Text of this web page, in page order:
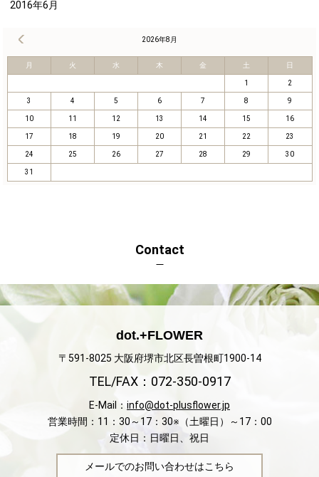
2016年6月
2026年8月
月 火 水 木 金 土 日
1 2
3 4 5 6 7 8 9
10 11 12 13 14 15 16
17 18 19 20 21 22 23
24 25 26 27 28 29 30
31
Contact
dot.+FLOWER
〒591-8025 大阪府堺市北区長曽根町1900-14
TEL/FAX：072-350-0917
E-Mail： info@dot-plusflower.jp
営業時間：11：30～17：30※（土曜日）～17：00
定休日：日曜日、祝日
メールでのお問い合わせはこちら